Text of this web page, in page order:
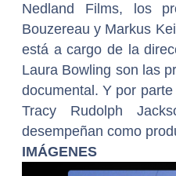
Nedland Films, los
Bouzereau y Markus
está a cargo de la
Laura Bowling son las
documental. Y por
Tracy Rudolph
desempeñan como
IMÁGENES